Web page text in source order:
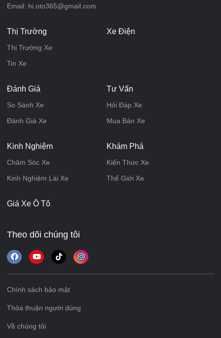
Email: hi.oto365@gmail.com
Thị Trường
Thị Trường Xe
Tin Xe
Xe Điện
Đánh Giá
So Sánh Xe
Đánh Giá Xe
Tư Vấn
Hỏi Đáp Xe
Mua Bán Xe
Kinh Nghiệm
Chăm Sóc Xe
Kinh Nghiệm Lái Xe
Khám Phá
Kiến Thức Xe
Thế Giới Xe
Giá Xe Ô Tô
Theo dõi chúng tôi
Chính sách bảo mật
Thỏa thuận người dùng
Về chúng tôi